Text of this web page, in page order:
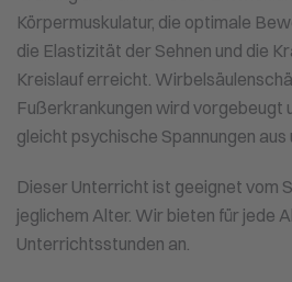
Körpermuskulatur, die optimale
die Elastizität der Sehnen und die
Kreislauf erreicht.
Fußerkrankungen wird vorgebeugt
gleicht psychische Spannungen aus
Dieser Unterricht ist geeignet vom
jeglichem Alter. Wir bieten für jede
Unterrichtsstunden an.